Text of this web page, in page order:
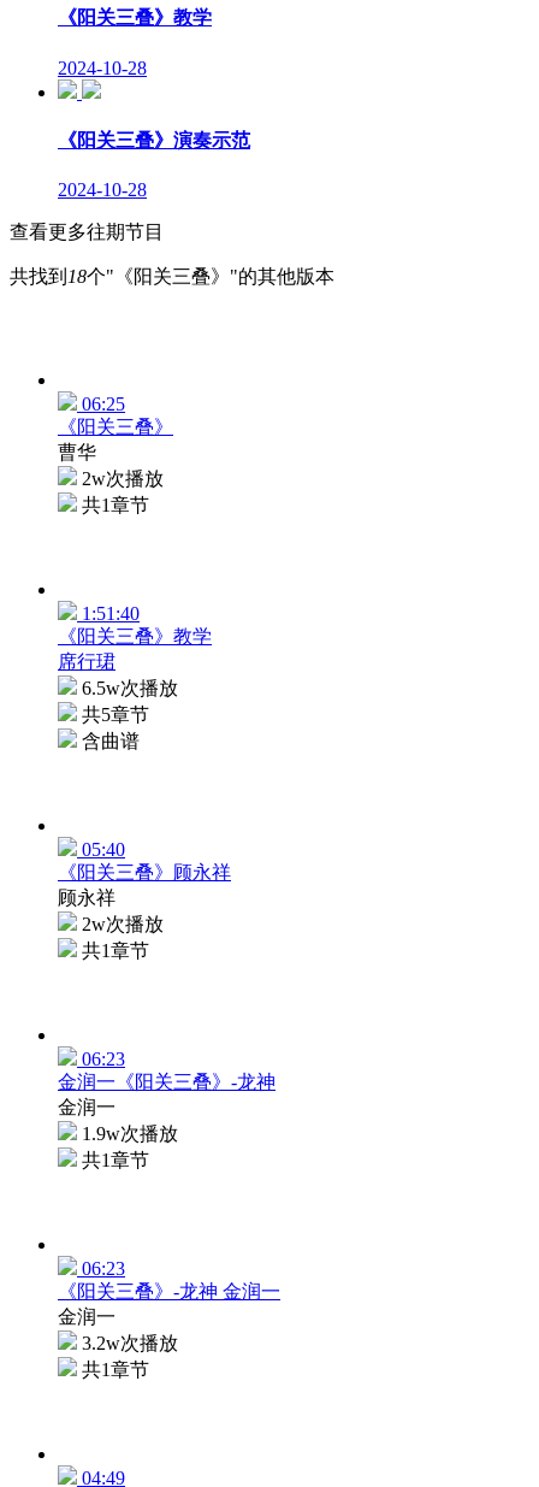
《阳关三叠》教学
2024-10-28
《阳关三叠》演奏示范
2024-10-28
查看更多往期节目
共找到 18个"《阳关三叠》"的其他版本
06:25
《阳关三叠》
曹华
2w次播放
共1章节
1:51:40
《阳关三叠》教学
席行珺
6.5w次播放
共5章节
含曲谱
05:40
《阳关三叠》顾永祥
顾永祥
2w次播放
共1章节
06:23
金润一《阳关三叠》-龙神
金润一
1.9w次播放
共1章节
06:23
《阳关三叠》-龙神 金润一
金润一
3.2w次播放
共1章节
04:49